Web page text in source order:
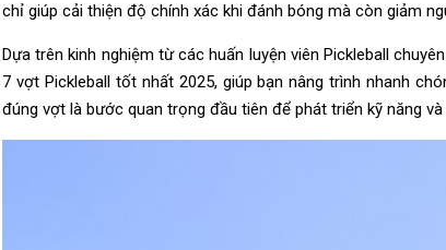
chỉ giúp cải thiện độ chính xác khi đánh bóng mà còn giảm
Dựa trên kinh nghiệm từ các huấn luyện viên Pickleball
7 vợt Pickleball tốt nhất 2025, giúp bạn nâng trình nhanh
đúng vợt là bước quan trọng đầu tiên để phát triển kỹ năng